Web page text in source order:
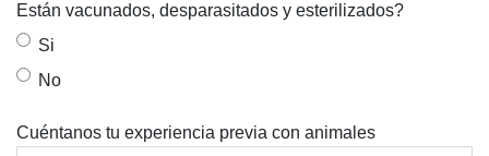
Están vacunados, desparasitados y esterilizados?
Si
No
Cuéntanos tu experiencia previa con animales